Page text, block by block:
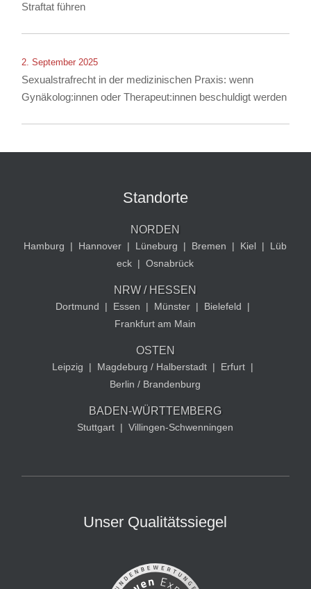
Straftat führen
2. September 2025
Sexualstrafrecht in der medizinischen Praxis: wenn
Gynäkolog:innen oder Therapeut:innen beschuldigt werden
Standorte
NORDEN
Hamburg | Hannover | Lüneburg | Bremen | Kiel |
Lüb
eck | Osnabrück
NRW / HESSEN
Dortmund | Essen | Münster | Bielefeld
|
Frankfurt am Main
OSTEN
Leipzig | Magdeburg / Halberstadt | Erfurt |
Berlin / Brandenburg
BADEN-WÜRTTEMBERG
Stuttgart | Villingen-Schwenningen
Unser Qualitätssiegel